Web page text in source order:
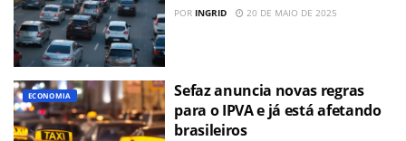
POR INGRID 20 DE MAIO DE 2025
ECONOMIA
Sefaz anuncia novas regras
para o IPVA e já está afetando
brasileiros